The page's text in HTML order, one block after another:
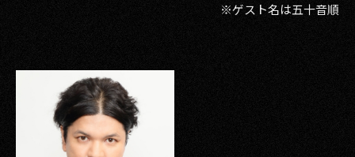
※ゲスト名は五十音順